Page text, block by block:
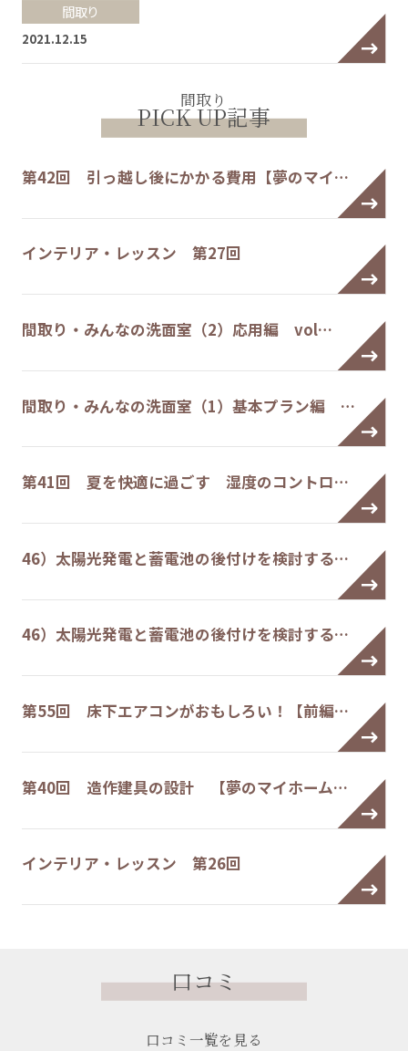
間取り
2021.12.15
間取り
PICK UP記事
第42回 引っ越し後にかかる費用【夢のマイ…
インテリア・レッスン 第27回
間取り・みんなの洗面室（2）応用編 vol…
間取り・みんなの洗面室（1）基本プラン編 …
第41回 夏を快適に過ごす 湿度のコントロ…
46）太陽光発電と蓄電池の後付けを検討する…
46）太陽光発電と蓄電池の後付けを検討する…
第55回 床下エアコンがおもしろい！【前編…
第40回 造作建具の設計 【夢のマイホーム…
インテリア・レッスン 第26回
口コミ
口コミ一覧を見る